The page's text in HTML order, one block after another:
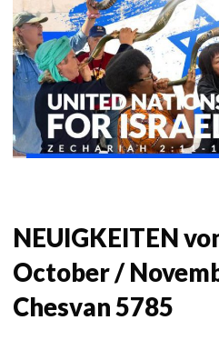
NEUIGKEITEN
October /
Chesvan 5785